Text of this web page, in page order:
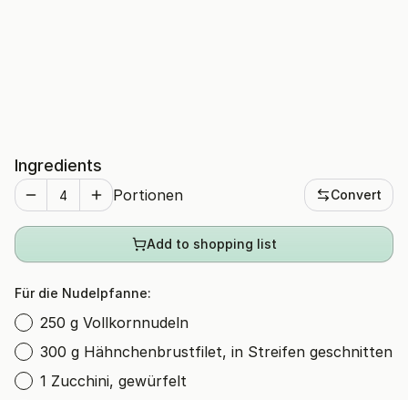
Ingredients
Portionen Convert
Add to shopping list
Für die Nudelpfanne:
250 g Vollkornnudeln
300 g Hähnchenbrustfilet, in Streifen geschnitten
1 Zucchini, gewürfelt